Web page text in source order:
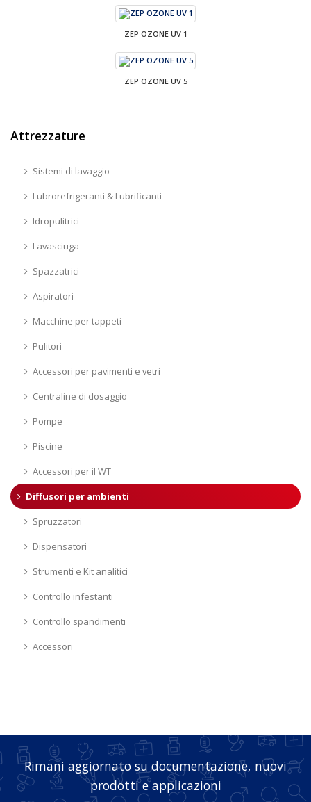
ZEP OZONE UV 1
ZEP OZONE UV 5
Attrezzature
Sistemi di lavaggio
Lubrorefrigeranti & Lubrificanti
Idropulitrici
Lavasciuga
Spazzatrici
Aspiratori
Macchine per tappeti
Pulitori
Accessori per pavimenti e vetri
Centraline di dosaggio
Pompe
Piscine
Accessori per il WT
Diffusori per ambienti
Spruzzatori
Dispensatori
Strumenti e Kit analitici
Controllo infestanti
Controllo spandimenti
Accessori
Rimani aggiornato su documentazione, nuovi
prodotti e applicazioni